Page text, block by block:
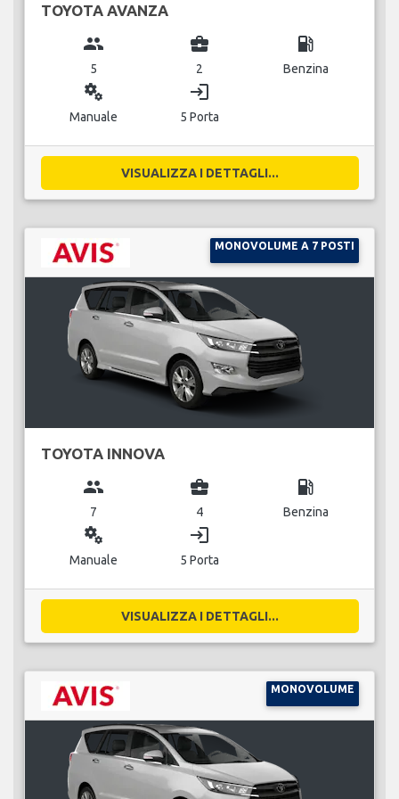
TOYOTA AVANZA
group
5
business_center
2
local_gas_station
Benzina
miscellaneous_services
Manuale
login
5 Porta
VISUALIZZA I DETTAGLI...
MONOVOLUME A 7 POSTI
TOYOTA INNOVA
group
7
business_center
4
local_gas_station
Benzina
miscellaneous_services
Manuale
login
5 Porta
VISUALIZZA I DETTAGLI...
MONOVOLUME